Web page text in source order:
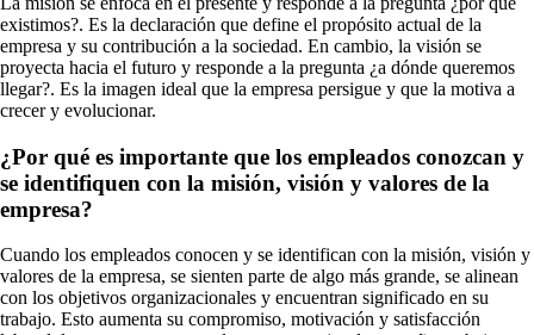
existimos?. Es la declaración que define el propósito actual de la
empresa y su contribución a la sociedad. En cambio, la visión se
proyecta hacia el futuro y responde a la pregunta ¿a dónde queremos
llegar?. Es la imagen ideal que la empresa persigue y que la motiva a
crecer y evolucionar.
¿Por qué es importante que los empleados conozcan y
se identifiquen con la misión, visión y valores de la
empresa?
Cuando los empleados conocen y se identifican con la misión, visión y
valores de la empresa, se sienten parte de algo más grande, se alinean
con los objetivos organizacionales y encuentran significado en su
trabajo. Esto aumenta su compromiso, motivación y satisfacción